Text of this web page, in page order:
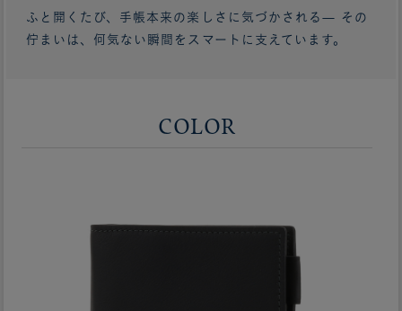
ふと開くたび、手帳本来の楽しさに気づかされる— その
佇まいは、何気ない瞬間をスマートに支えています。
COLOR